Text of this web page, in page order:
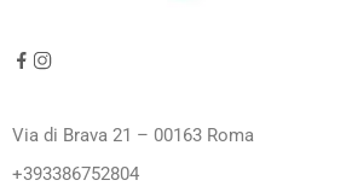
Via di Brava 21 – 00163 Roma
+393386752804